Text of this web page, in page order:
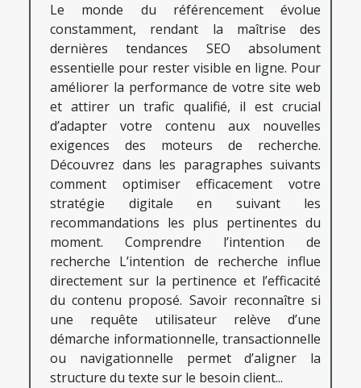
Le monde du référencement évolue
constamment, rendant la maîtrise des
dernières tendances SEO absolument
essentielle pour rester visible en ligne. Pour
améliorer la performance de votre site web
et attirer un trafic qualifié, il est crucial
d’adapter votre contenu aux nouvelles
exigences des moteurs de recherche.
Découvrez dans les paragraphes suivants
comment optimiser efficacement votre
stratégie digitale en suivant les
recommandations les plus pertinentes du
moment. Comprendre l’intention de
recherche L’intention de recherche influe
directement sur la pertinence et l’efficacité
du contenu proposé. Savoir reconnaître si
une requête utilisateur relève d’une
démarche informationnelle, transactionnelle
ou navigationnelle permet d’aligner la
structure du texte sur le besoin client...